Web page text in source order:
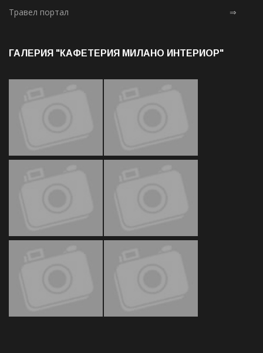
Травел портал ⇒
ГАЛЕРИЯ "КАФЕТЕРИЯ МИЛАНО ИНТЕРИОР"